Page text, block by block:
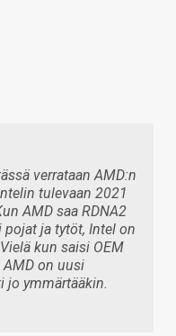
verrataan AMD:n
tulevaan 2021
AMD saa RDNA2
ja tytöt, Intel on
kun saisi OEM
on uusi
jo ymmärtääkin.